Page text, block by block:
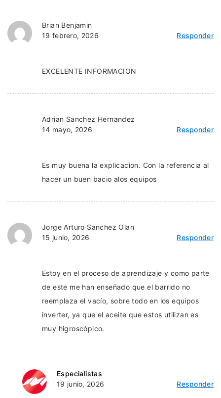
Brian Benjamin
19 febrero, 2026
Responder
EXCELENTE INFORMACION
Adrian Sanchez Hernandez
14 mayo, 2026
Responder
Es muy buena la explicacion. Con la referencia al
hacer un buen bacio alos equipos
Jorge Arturo Sanchez Olan
15 junio, 2026
Responder
Estoy en el proceso de aprendizaje y como parte
de este me han enseñado que el barrido no
reemplaza el vacío, sobre todo en los equipos
inverter, ya que el aceite que estos utilizan es
muy higroscópico.
Especialistas
19 junio, 2026
Responder